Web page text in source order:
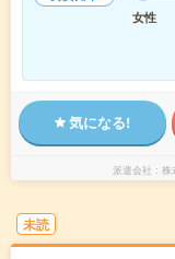
女性
気になる!
派遣会社 株
未読